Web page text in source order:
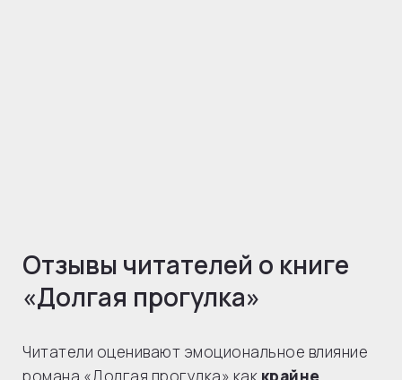
Отзывы читателей о книге
«Долгая прогулка»
Читатели оценивают эмоциональное влияние